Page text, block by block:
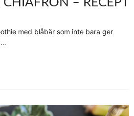
med blåbär som inte bara ger